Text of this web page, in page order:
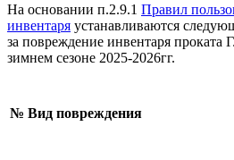
На основании п.2.9.1 Правил
инвентаря устанавливаются
за повреждение инвентаря проката
зимнем сезоне 2025-2026гг.
№ Вид повреждения